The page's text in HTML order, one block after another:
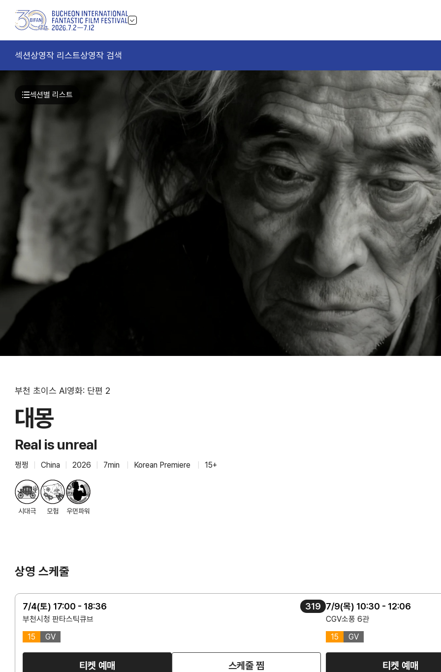
섹션상영작 리스트상영작 검색
부천 초이스 AI영화: 단편 2
대몽
Real is unreal
쩡쩡 China 2026 7min Korean Premiere 15+
섹션별 리스트
시대극 모험 우먼파워
상영 스케줄
7/4(토) 17:00 - 18:36 319
부천시청 판타스틱큐브
15
GV
티켓 예매 스케줄 찜
7/9(목) 10:30 - 12:06
CGV소풍 6관
15
GV
티켓 예매